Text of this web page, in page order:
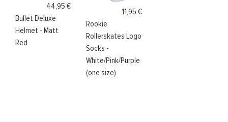
44,95 €
Bullet Deluxe
Helmet - Matt
Red
11,95 €
Rookie
Rollerskates Logo
Socks -
White/Pink/Purple
(one size)